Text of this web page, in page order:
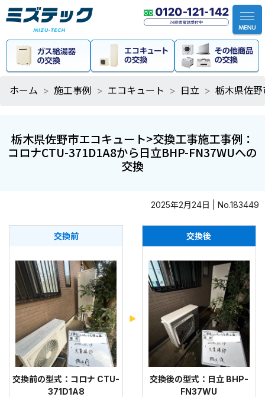
ホーム 施工事例 エコキュート 日立 栃木県佐
栃木県佐野市エコキュート>交換工事施工事例：
コロナCTU-371D1A8から日立BHP-FN37WUへの
交換
2025年2月24日 | No.183449
交換前
交換前の型式：コロナ CTU-
371D1A8
交換後
交換後の型式：日立 BHP-
FN37WU